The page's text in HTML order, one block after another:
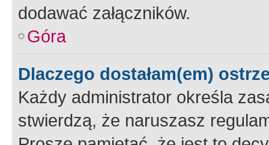
dodawać załączników.
Góra
Dlaczego dostałam(em)
Każdy administrator określa
stwierdzą, że naruszasz